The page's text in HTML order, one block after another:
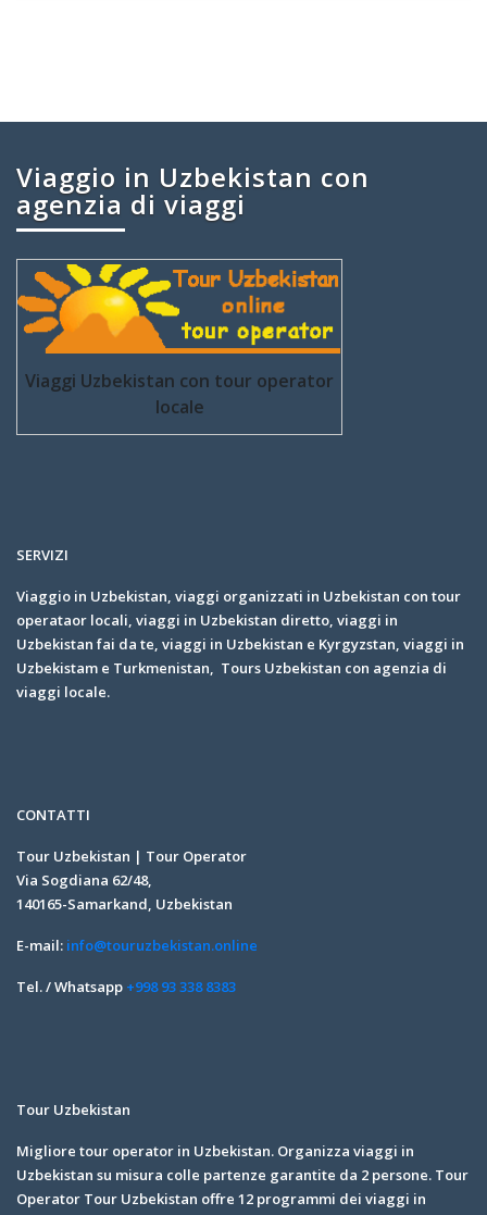
Viaggio in Uzbekistan con
agenzia di viaggi
Viaggi Uzbekistan con tour operator
locale
SERVIZI
Viaggio in Uzbekistan, viaggi organizzati in Uzbekistan con tour
operataor locali, viaggi in Uzbekistan diretto, viaggi in
Uzbekistan fai da te, viaggi in Uzbekistan e Kyrgyzstan, viaggi in
Uzbekistam e Turkmenistan, Tours Uzbekistan con agenzia di
viaggi locale.
CONTATTI
Tour Uzbekistan | Tour Operator
Via Sogdiana 62/48,
140165-Samarkand, Uzbekistan
E-mail: info@touruzbekistan.online
Tel. / Whatsapp +998 93 338 8383
Tour Uzbekistan
Migliore tour operator in Uzbekistan. Organizza viaggi in
Uzbekistan su misura colle partenze garantite da 2 persone. Tour
Operator Tour Uzbekistan offre 12 programmi dei viaggi in